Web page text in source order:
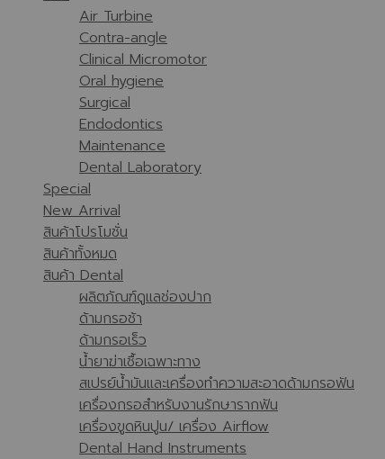
Air Turbine
Contra-angle
Clinical Micromotor
Oral hygiene
Surgical
Endodontics
Maintenance
Dental Laboratory
Special
New Arrival
สินค้าโปรโมชั่น
สินค้าทั้งหมด
สินค้า Dental
ผลิตภัณฑ์ดูแลช่องปาก
ด้ามกรอช้า
ด้ามกรอเร็ว
น้ำยาฆ่าเชื้อเฉพาะทาง
สเปรย์น้ำมันและเครื่องทำความสะอาดด้ามกรอฟัน
เครื่องกรอสำหรับงานรักษารากฟัน
เครื่องขูดหินปูน/ เครื่อง Airflow
Dental Hand Instruments